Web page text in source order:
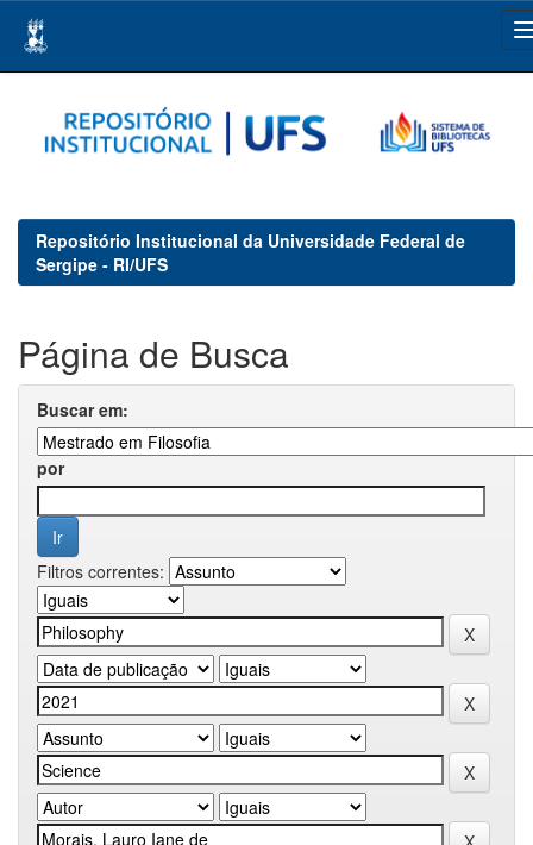
navigation
Repositório Institucional da Universidade Federal de
Sergipe - RI/UFS
Página de Busca
Buscar em:
por
Filtros correntes: